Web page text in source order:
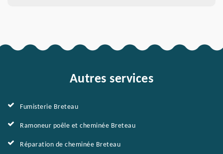
Autres services
Fumisterie Breteau
Ramoneur poêle et cheminée Breteau
Réparation de cheminée Breteau